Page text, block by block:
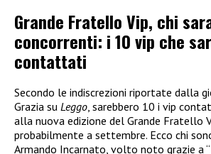
Grande Fratello Vip, chi
concorrenti: i 10 vip che
contattati
Secondo le indiscrezioni riportate dalla
Grazia su Leggo , sarebbero 10 i vip
alla nuova edizione del Grande Fratello
probabilmente a settembre. Ecco chi
Armando Incarnato, volto noto grazie a “